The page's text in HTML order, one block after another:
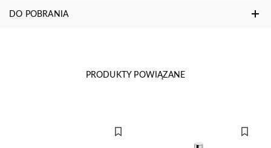
DO POBRANIA
PRODUKTY POWIĄZANE